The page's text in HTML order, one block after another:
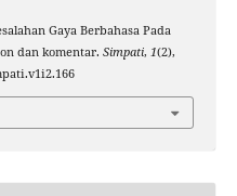
Gaya Berbahasa Pada
dan komentar. Simpati, 1(2),